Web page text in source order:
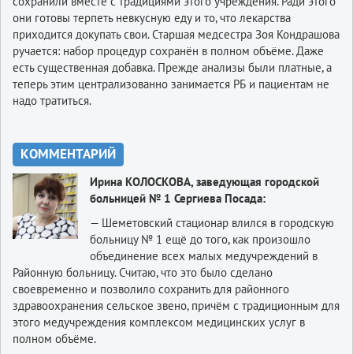
они готовы терпеть невкусную еду и то, что лекарства
приходится докупать свои. Старшая медсестра Зоя Кондрашова
ручается: набор процедур сохранён в полном объёме. Даже
есть существенная добавка. Прежде анализы были платные, а
теперь этим централизованно занимается РБ и пациентам не
надо тратиться.
КОММЕНТАРИЙ
Ирина КОЛОСКОВА, заведующая городской
больницей № 1 Сергиева Посада:
— Шеметовский стационар влился в городскую
больницу № 1 ещё до того, как произошло
объединение всех малых медучреждений в
Районную больницу. Считаю, что это было сделано
своевременно и позволило сохранить для районного
здравоохранения сельское звено, причём с традиционным для
этого медучреждения комплексом медицинских услуг в
полном объёме.